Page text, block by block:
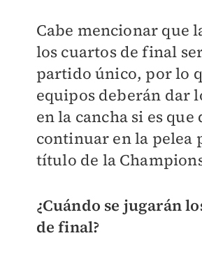
Cabe mencionar que
los cuartos de final
partido único, por lo
equipos deberán dar
en la cancha si es
continuar en la pelea
título de la
¿Cuándo se jugarán
de final?